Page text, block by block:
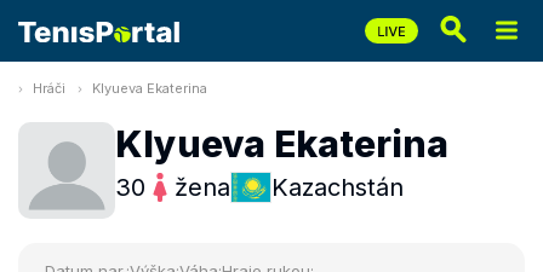
Hráči Klyueva Ekaterina
Klyueva Ekaterina
30 žena Kazachstán